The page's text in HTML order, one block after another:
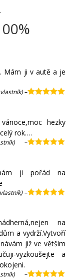
Mám ji v autě a je
–
hezky
rok….
–
ji pořád na
–
na
a vydrží.Vytvoří
již ve větším
vyzkoušejte a
–